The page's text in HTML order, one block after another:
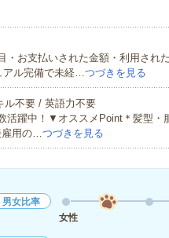
お支払いされた金額・利用され
ル完備で未経…つづきを見る
ル不要 / 英語力不要
活躍中！▼オススメPoint＊髪型・
雇用の…つづきを見る
男女比率
女性